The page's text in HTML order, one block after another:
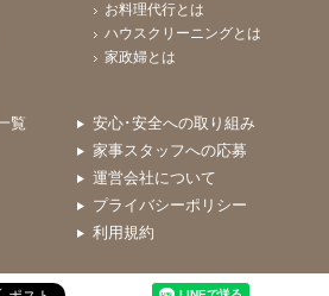
お料理代行とは
ハウスクリーニングとは
家政婦とは
覧
安心･安全への取り組み
家事スタッフへの応募
運営会社について
プライバシーポリシー
利用規約